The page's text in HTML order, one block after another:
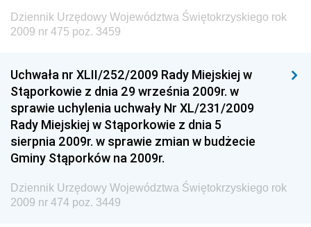
Dziennik Urzędowy Ministra Finansów, Inwestycji i
Rozwoju
Dziennik Urzędowy Ministra Sportu
Dziennik Urzędowy Ministra Funduszy i Polityki
Regionalnej
Dziennik Urzędowy Ministra Aktywów Państwowych
Dziennik Urzędowy Ministra Zdrowia
Dziennik Urzędowy Ministra Środowiska i Głównego
Inspektora Ochrony Środowiska
Dziennik Urzędowy Województwa Świętokrzyskiego rok
2009 nr 475 poz. 3459
Uchwała nr XLII/252/2009 Rady Miejskiej w
Stąporkowie z dnia 29 września 2009r. w
sprawie uchylenia uchwały Nr XL/231/2009
Rady Miejskiej w Stąporkowie z dnia 5
sierpnia 2009r. w sprawie zmian w budżecie
Gminy Stąporków na 2009r.
Dziennik Urzędowy Województwa Świętokrzyskiego rok
2009 nr 474 poz. 3449